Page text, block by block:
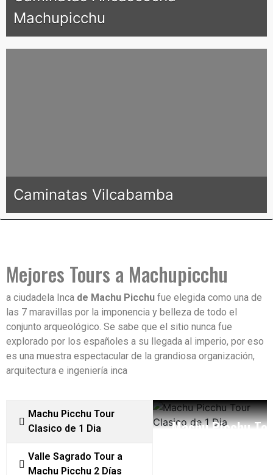
Machupicchu
Caminatas Vilcabamba
Mejores Tours a Machupicchu
a ciudadela Inca de Machu Picchu fue elegida como una de
las 7 maravillas por la imponencia y belleza de todo el
conjunto arqueológico. Se sabe que el sitio nunca fue
explorado por los españoles a su llegada al imperio, por eso
es una muestra espectacular de la grandiosa organización,
arquitectura e ingeniería inca
Machu Picchu Tour
Clasico de 1 Dia
Valle Sagrado Tour a
Machu Picchu 2 Días
Machu Picchu
Valle Sagrado
Inca Jungle